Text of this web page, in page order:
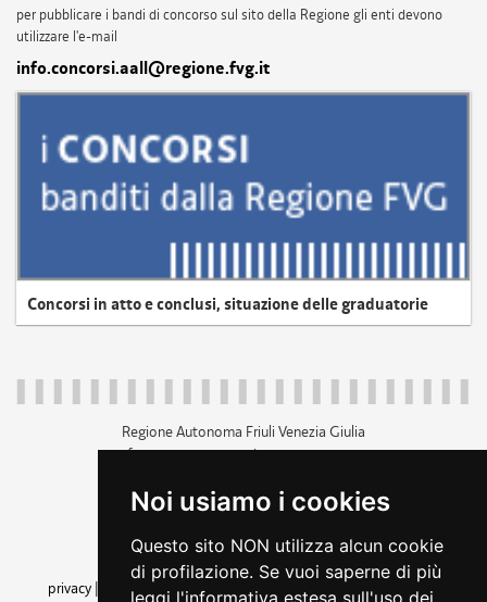
Noi usiamo i cookies
Questo sito NON utilizza alcun cookie
di profilazione. Se vuoi saperne di più
leggi l'informativa estesa sull'uso dei
per pubblicare i bandi di concorso sul sito della Regione gli enti devono
utilizzare l'e-mail
info.concorsi.aall@regione.fvg.it
Concorsi in atto e conclusi, situazione delle graduatorie
Regione Autonoma Friuli Venezia Giulia
c.f. 80014930327; p.iva 00526040324
+39 040 3771111
amministrazione trasparente
privacy
cookie |note legali accessibilità
dichiarazione di